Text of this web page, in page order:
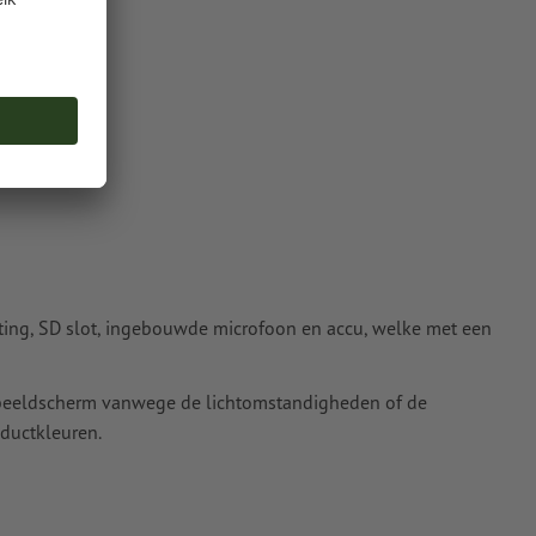
of tiff-
Help-
SD slot, ingebouwde microfoon en accu, welke met een
vanwege de lichtomstandigheden of de